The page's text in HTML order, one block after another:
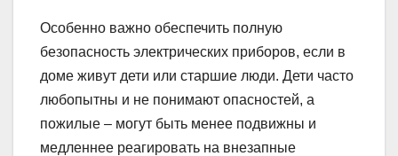
Особенно важно обеспечить полную
безопасность электрических приборов, если в
доме живут дети или старшие люди. Дети часто
любопытны и не понимают опасностей, а
пожилые – могут быть менее подвижны и
медленнее реагировать на внезапные